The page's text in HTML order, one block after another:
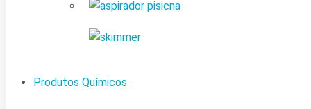
Produtos Químicos